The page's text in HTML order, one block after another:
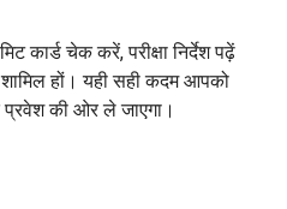
कार्ड चेक करें, परीक्षा निर्देश पढ़ें
शामिल हों। यही सही कदम आपको
की ओर ले जाएगा।